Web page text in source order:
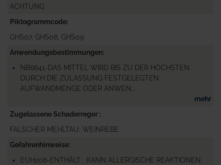
ACHTUNG
Piktogrammcode
GHS07, GHS08, GHS09
Anwendungsbestimmungen
NB6641-DAS MITTEL WIRD BIS ZU DER HÖCHSTEN
DURCH DIE ZULASSUNG FESTGELEGTEN
AUFWANDMENGE ODER ANWEN...
mehr
Zugelassene Schaderreger
FALSCHER MEHLTAU: WEINREBE
Gefahrenhinweise
EUH208-ENTHÄLT . KANN ALLERGISCHE REAKTIONEN